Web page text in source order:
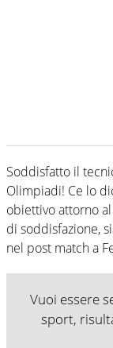
Soddisfatto il
Olimpiadi! Ce lo
obiettivo attorno
di soddisfazione,
nel post match a
Vuoi essere
sport,